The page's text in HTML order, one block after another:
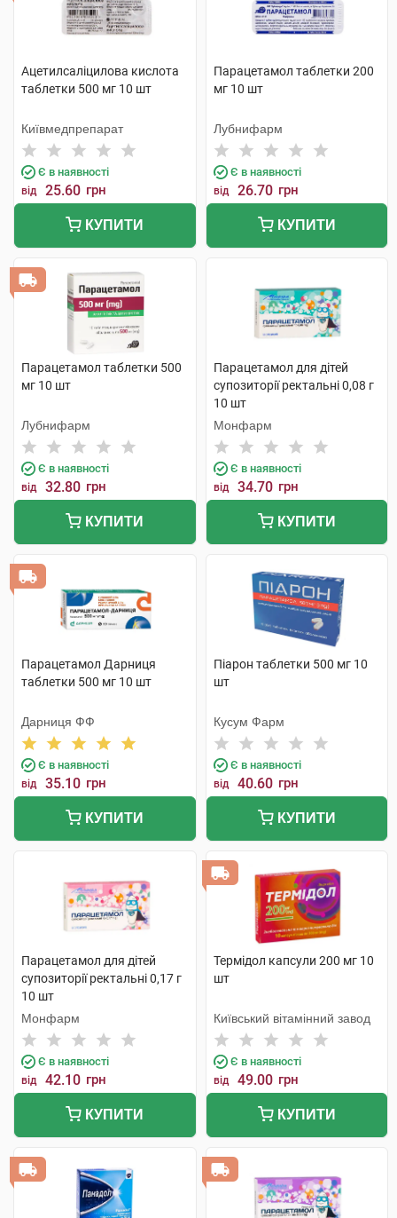
Ацетилсаліцилова кислота
таблетки 500 мг 10 шт
Київмедпрепарат
Є в наявності
від 25.60 грн
КУПИТИ
Парацетамол таблетки 200
мг 10 шт
Лубнифарм
Є в наявності
від 26.70 грн
КУПИТИ
Парацетамол таблетки 500
мг 10 шт
Лубнифарм
Є в наявності
від 32.80 грн
КУПИТИ
Парацетамол для дітей
супозиторії ректальні 0,08 г
10 шт
Монфарм
Є в наявності
від 34.70 грн
КУПИТИ
Парацетамол Дарниця
таблетки 500 мг 10 шт
Дарниця ФФ
Є в наявності
від 35.10 грн
КУПИТИ
Піарон таблетки 500 мг 10
шт
Кусум Фарм
Є в наявності
від 40.60 грн
КУПИТИ
Парацетамол для дітей
супозиторії ректальні 0,17 г
10 шт
Монфарм
Є в наявності
від 42.10 грн
КУПИТИ
Термідол капсули 200 мг 10
шт
Київський вітамінний завод
Є в наявності
від 49.00 грн
КУПИТИ